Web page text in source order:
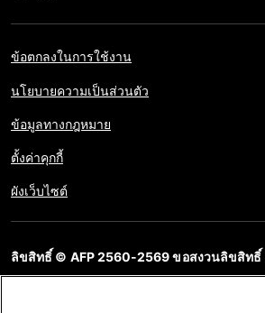
ข้อตกลงในการใช้งาน
นโยบายความเป็นส่วนตัว
ข้อมูลทางกฎหมาย
ตั้งค่าคุกกี้
ผังเว็บไซต์
ลิขสิทธิ์ © AFP 2560-2569 ขอสงวนลิขสิทธิ์